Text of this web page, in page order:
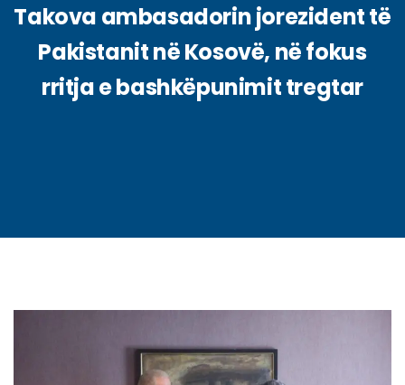
Takova ambasadorin jorezident të
Pakistanit në Kosovë, në fokus
rritja e bashkëpunimit tregtar